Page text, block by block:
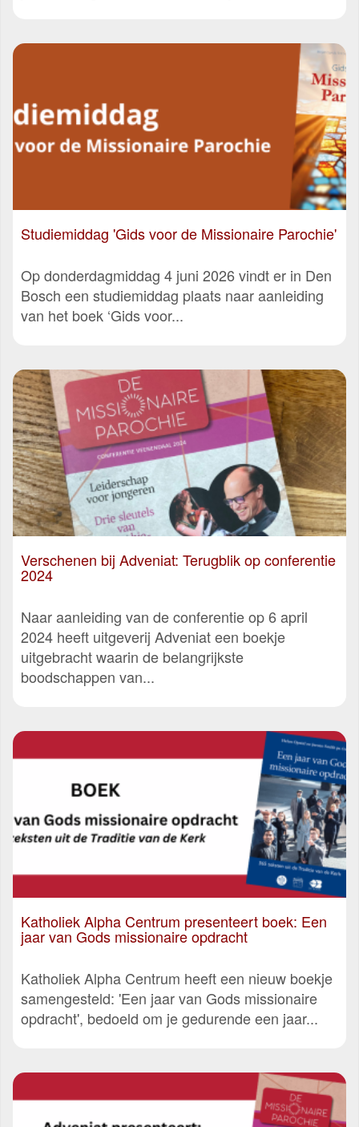
Studiemiddag 'Gids voor de Missionaire Parochie'
Op donderdagmiddag 4 juni 2026 vindt er in Den
Bosch een studiemiddag plaats naar aanleiding
van het boek ‘Gids voor...
Verschenen bij Adveniat: Terugblik op conferentie
2024
Naar aanleiding van de conferentie op 6 april
2024 heeft uitgeverij Adveniat een boekje
uitgebracht waarin de belangrijkste
boodschappen van...
Katholiek Alpha Centrum presenteert boek: Een
jaar van Gods missionaire opdracht
Katholiek Alpha Centrum heeft een nieuw boekje
samengesteld: 'Een jaar van Gods missionaire
opdracht', bedoeld om je gedurende een jaar...